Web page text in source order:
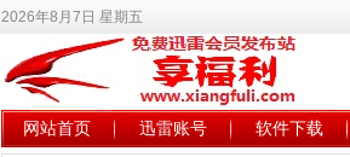
2026年8月7日 星期五
网站首页 迅雷账号 软件下载